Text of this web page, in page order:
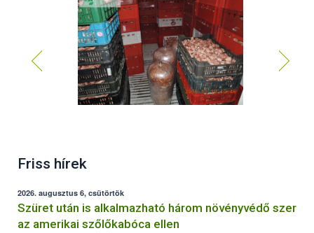
Friss hírek
2026. augusztus 6, csütörtök
Szüret után is alkalmazható három növényvédő szer
az amerikai szőlőkabóca ellen